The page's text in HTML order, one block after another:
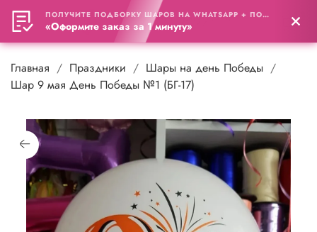
0
Главная Праздники
Шары на день Победы
Шар 9 мая День Победы №1 (БГ-17)
ПОЛУЧИТЕ ПОДБОРКУ ШАРОВ НА WHATSAPP + ПОДАРОК
«Оформите заказ за 1 минуту»